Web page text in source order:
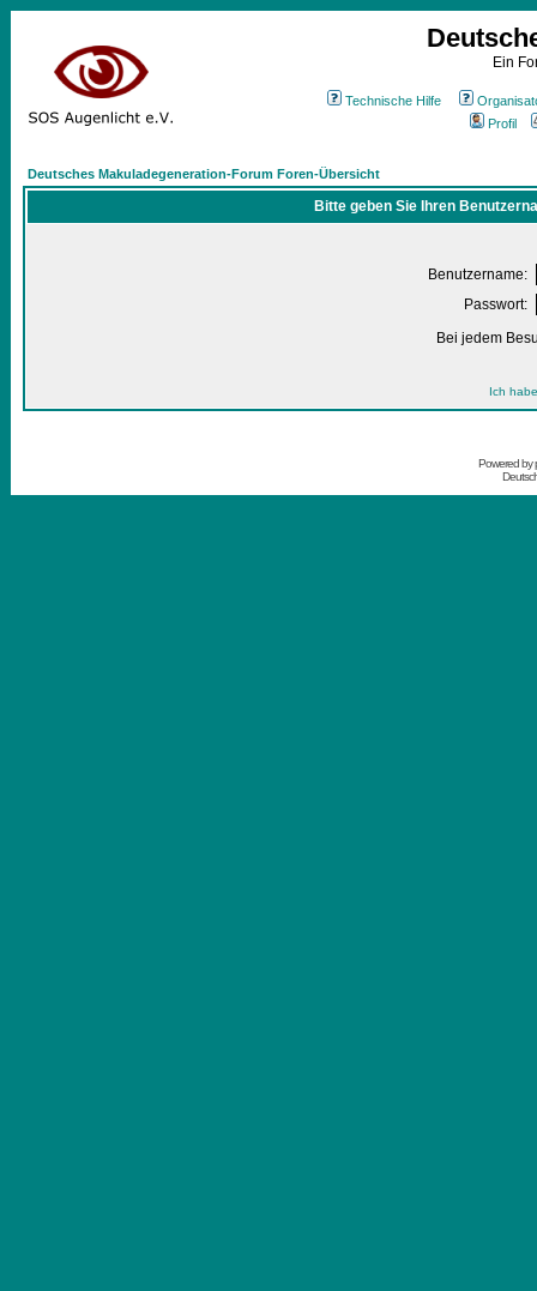
Ein
Technische Hilfe
Profil
Deutsches Makuladegeneration-Forum Foren-Übersicht
Bitte geben Sie Ihren
Benutzername:
Passwort:
Bei jedem
Ich
Powered by